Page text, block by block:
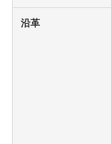
沿革